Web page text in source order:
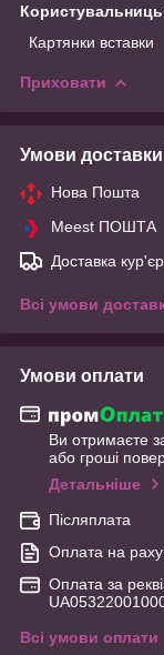
Картянки вставки
Приховати
Умови доставки
Нова Пошта
Meest ПОШТА
Доставка
Всі умови
Умови оплати
Ви отримаєте
або гроші
Детальніше
Післяплата
Оплата на
Оплата за
Всі умови оплати